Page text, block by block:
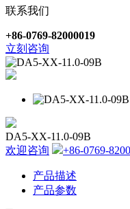
联系我们
+86-0769-82000019
立刻咨询
DA5-XX-11.0-09B
欢迎咨询
+86-0769-
产品描述
产品参数